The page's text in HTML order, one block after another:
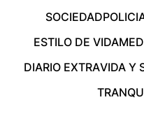
SOCIEDAD
ESTILO DE VIDA
DIARIO EXTRAVIDA Y